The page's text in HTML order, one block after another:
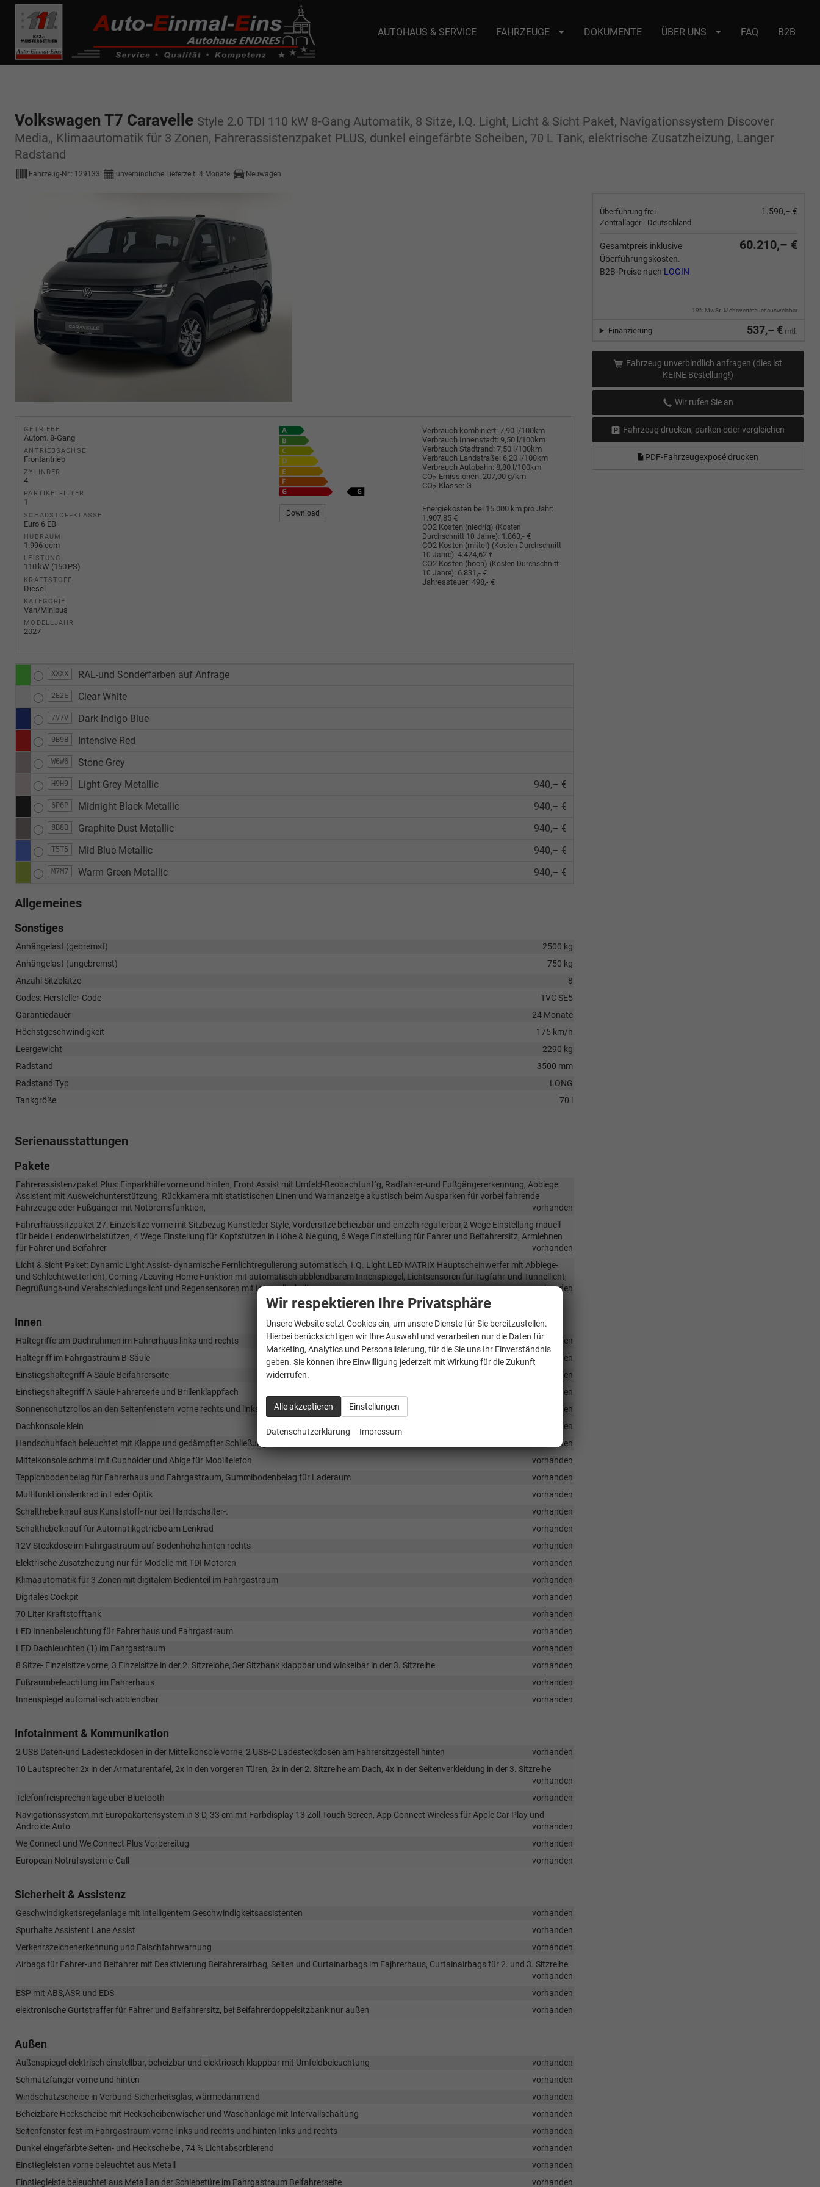
------------ Host Name : selector1._domainkey Points to address or value: selector1-aee-de0k._domainkey.autoeinmaleins.onmicrosoft.com Host Name : selector2._domainkey Points to address or value: selector2-aee-
de0k._domainkey.autoeinmaleins.onmicrosoft.com
AUTOHAUS & SERVICE FAHRZEUGE DOKUMENTE ÜBER UNS FAQ B2B
Volkswagen T7 Caravelle Style 2.0 TDI 110 kW 8-Gang Automatik, 8 Sitze, I.Q. Light, Licht & Sicht Paket, Navigationssystem Discover
Media,, Klimaautomatik für 3 Zonen, Fahrerassistenzpaket PLUS, dunkel eingefärbte Scheiben, 70 L Tank, elektrische Zusatzheizung, Langer
Radstand
Fahrzeug-Nr.: 129133 unverbindliche Lieferzeit: 4 Monate Neuwagen
Überführung frei
Zentrallager - Deutschland
1.590,– €
Gesamtpreis inklusive
Überführungskosten.
B2B-Preise nach LOGIN
60.210,– €
19% MwSt. Mehrwertsteuer ausweisbar
537,– € mtl.
Finanzierung
Fahrzeug unverbindlich anfragen (dies ist
KEINE Bestellung!)
Wir rufen Sie an
Fahrzeug drucken, parken oder vergleichen
PDF-Fahrzeugexposé drucken
GETRIEBE
Autom. 8-Gang
ANTRIEBSACHSE
Frontantrieb
ZYLINDER
4
PARTIKELFILTER
1
SCHADSTOFFKLASSE
Euro 6 EB
HUBRAUM
1.996 ccm
LEISTUNG
110 kW (150 PS)
KRAFTSTOFF
Diesel
KATEGORIE
Van/Minibus
MODELLJAHR
2027
Verbrauch kombiniert: 7,90 l/100km
Verbrauch Innenstadt: 9,50 l/100km
Verbrauch Stadtrand: 7,50 l/100km
Verbrauch Landstraße: 6,20 l/100km
Verbrauch Autobahn: 8,80 l/100km
CO2-Emissionen: 207,00 g/km
CO2-Klasse: G
Download
Energiekosten bei 15.000 km pro Jahr:
1.907,85 €
CO2 Kosten (niedrig) (Kosten
Durchschnitt 10 Jahre): 1.863,- €
CO2 Kosten (mittel) (Kosten Durchschnitt
10 Jahre): 4.424,62 €
CO2 Kosten (hoch) (Kosten Durchschnitt
10 Jahre): 6.831,- €
Jahressteuer: 498,- €
XXXX RAL-und Sonderfarben auf Anfrage
2E2E Clear White
7V7V Dark Indigo Blue
9B9B Intensive Red
W6W6 Stone Grey
H9H9 Light Grey Metallic 940,– €
6P6P Midnight Black Metallic 940,– €
8B8B Graphite Dust Metallic 940,– €
T5T5 Mid Blue Metallic 940,– €
M7M7 Warm Green Metallic 940,– €
Allgemeines
Sonstiges
Anhängelast (gebremst)
2500 kg
Anhängelast (ungebremst)
750 kg
Anzahl Sitzplätze
8
Codes: Hersteller-Code
TVC SE5
Garantiedauer
24 Monate
Höchstgeschwindigkeit
175 km/h
Leergewicht
2290 kg
Radstand
3500 mm
Radstand Typ
LONG
Tankgröße
70 l
Serienausstattungen
Pakete
Fahrerassistenzpaket Plus: Einparkhilfe vorne und hinten, Front Assist mit Umfeld-Beobachtunf´g, Radfahrer-und Fußgängererkennung, Abbiege
Assistent mit Ausweichunterstützung, Rückkamera mit statistischen Linen und Warnanzeige akustisch beim Ausparken für vorbei fahrende
Fahrzeuge oder Fußgänger mit Notbremsfunktion,
vorhanden
Fahrerhaussitzpaket 27: Einzelsitze vorne mit Sitzbezug Kunstleder Style, Vordersitze beheizbar und einzeln regulierbar,2 Wege Einstellung mauell
für beide Lendenwirbelstützen, 4 Wege Einstellung für Kopfstützen in Höhe & Neigung, 6 Wege Einstellung für Fahrer und Beifahrersitz, Armlehnen
für Fahrer und Beifahrer
vorhanden
Licht & Sicht Paket: Dynamic Light Assist- dynamische Fernlichtregulierung automatisch, I.Q. Light LED MATRIX Hauptscheinwerfer mit Abbiege-
und Schlechtwetterlicht, Coming /Leaving Home Funktion mit automatisch abblendbarem Innenspiegel, Lichtsensoren für Tagfahr-und Tunnellicht,
Begrüßungs-und Verabschiedungslicht und Regensensoren mit Intervallschaltung
vorhanden
Innen
Haltegriffe am Dachrahmen im Fahrerhaus links und rechts
vorhanden
Haltegriff im Fahrgastraum B-Säule
vorhanden
Einstiegshaltegriff A Säule Beifahrerseite
vorhanden
Einstiegshaltegriff A Säule Fahrerseite und Brillenklappfach
vorhanden
Sonnenschutzrollos an den Seitenfenstern vorne rechts und links im Fahragstraum 2. Sitzreihe
vorhanden
Dachkonsole klein
vorhanden
Handschuhfach beleuchtet mit Klappe und gedämpfter Schließung
vorhanden
Mittelkonsole schmal mit Cupholder und Ablge für Mobiltelefon
vorhanden
Teppichbodenbelag für Fahrerhaus und Fahrgastraum, Gummibodenbelag für Laderaum
vorhanden
Multifunktionslenkrad in Leder Optik
vorhanden
Schalthebelknauf aus Kunststoff- nur bei Handschalter-.
vorhanden
Schalthebelknauf für Automatikgetriebe am Lenkrad
vorhanden
12V Steckdose im Fahrgastraum auf Bodenhöhe hinten rechts
vorhanden
Elektrische Zusatzheizung nur für Modelle mit TDI Motoren
vorhanden
Klimaautomatik für 3 Zonen mit digitalem Bedienteil im Fahrgastraum
vorhanden
Digitales Cockpit
vorhanden
70 Liter Kraftstofftank
vorhanden
LED Innenbeleuchtung für Fahrerhaus und Fahrgastraum
vorhanden
LED Dachleuchten (1) im Fahrgastraum
vorhanden
8 Sitze- Einzelsitze vorne, 3 Einzelsitze in der 2. Sitzreiohe, 3er Sitzbank klappbar und wickelbar in der 3. Sitzreihe
vorhanden
Fußraumbeleuchtung im Fahrerhaus
vorhanden
Innenspiegel automatisch abblendbar
vorhanden
Infotainment & Kommunikation
2 USB Daten-und Ladesteckdosen in der Mittelkonsole vorne, 2 USB-C Ladesteckdosen am Fahrersitzgestell hinten
vorhanden
10 Lautsprecher 2x in der Armaturentafel, 2x in den vorgeren Türen, 2x in der 2. Sitzreihe am Dach, 4x in der Seitenverkleidung in der 3. Sitzreihe
vorhanden
Telefonfreisprechanlage über Bluetooth
vorhanden
Navigationssystem mit Europakartensystem in 3 D, 33 cm mit Farbdisplay 13 Zoll Touch Screen, App Connect Wireless für Apple Car Play und
Androide Auto
vorhanden
We Connect und We Connect Plus Vorbereitug
vorhanden
European Notrufsystem e-Call
vorhanden
Sicherheit & Assistenz
Geschwindigkeitsregelanlage mit intelligentem Geschwindigkeitsassistenten
vorhanden
Spurhalte Assistent Lane Assist
vorhanden
Verkehrszeichenerkennung und Falschfahrwarnung
vorhanden
Airbags für Fahrer-und Beifahrer mit Deaktivierung Beifahrerairbag, Seiten und Curtainarbags im Fajhrerhaus, Curtainairbags für 2. und 3. Sitzreihe
vorhanden
ESP mit ABS,ASR und EDS
vorhanden
elektronische Gurtstraffer für Fahrer und Beifahrersitz, bei Beifahrerdoppelsitzbank nur außen
vorhanden
Außen
Außenspiegel elektrisch einstellbar, beheizbar und elektriosch klappbar mit Umfeldbeleuchtung
vorhanden
Schmutzfänger vorne und hinten
vorhanden
Windschutzscheibe in Verbund-Sicherheitsglas, wärmedämmend
vorhanden
Beheizbare Heckscheibe mit Heckscheibenwischer und Waschanlage mit Intervallschaltung
vorhanden
Seitenfenster fest im Fahrgastraum vorne links und rechts und hinten links und rechts
vorhanden
Dunkel eingefärbte Seiten- und Heckscheibe , 74 % Lichtabsorbierend
vorhanden
Einstiegleisten vorne beleuchtet aus Metall
vorhanden
Einstiegleiste beleuchtet aus Metall an der Schiebetüre im Fahrgastraum Beifahrerseite
vorhanden
Wir respektieren Ihre Privatsphäre
Unsere Website setzt Cookies ein, um unsere Dienste für Sie bereitzustellen.
Hierbei berücksichtigen wir Ihre Auswahl und verarbeiten nur die Daten für
Marketing, Analytics und Personalisierung, für die Sie uns Ihr Einverständnis
geben. Sie können Ihre Einwilligung jederzeit mit Wirkung für die Zukunft
widerrufen.
Alle akzeptieren Einstellungen
Datenschutzerklärung Impressum